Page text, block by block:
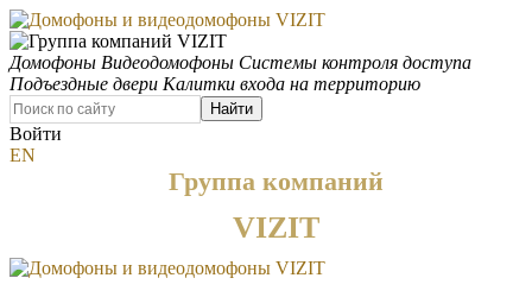
Домофоны Видеодомофоны Системы контроля доступа
Подъездные двери Калитки входа на территорию
Найти
Войти
EN
Группа компаний
VIZIT